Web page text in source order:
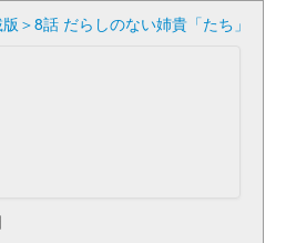
＞8話 だらしのない姉貴「たち」